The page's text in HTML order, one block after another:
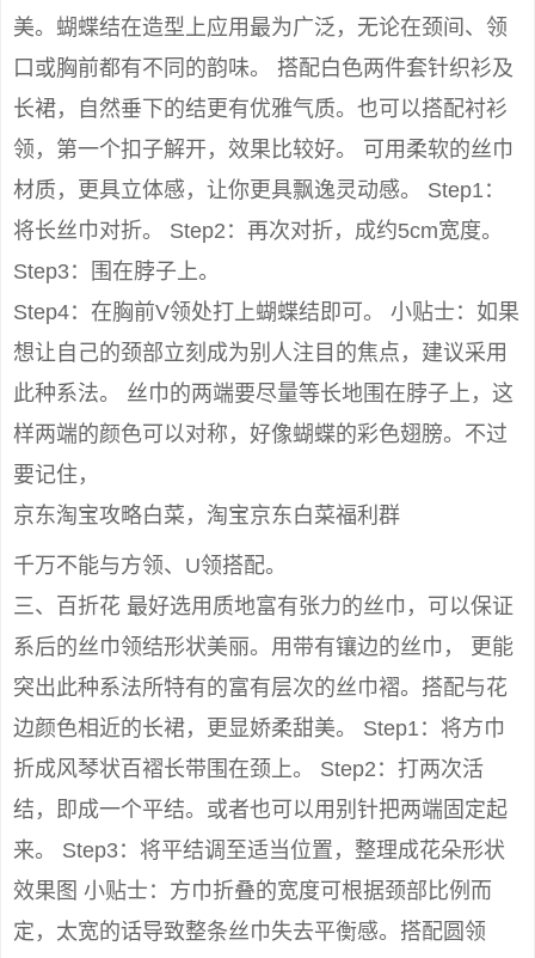
美。蝴蝶结在造型上应用最为广泛，无论在颈间、领
口或胸前都有不同的韵味。 搭配白色两件套针织衫及
长裙，自然垂下的结更有优雅气质。也可以搭配衬衫
领，第一个扣子解开，效果比较好。 可用柔软的丝巾
材质，更具立体感，让你更具飘逸灵动感。 Step1：
将长丝巾对折。 Step2：再次对折，成约5cm宽度。
Step3：围在脖子上。
Step4：在胸前V领处打上蝴蝶结即可。 小贴士：如果
想让自己的颈部立刻成为别人注目的焦点，建议采用
此种系法。 丝巾的两端要尽量等长地围在脖子上，这
样两端的颜色可以对称，好像蝴蝶的彩色翅膀。不过
要记住，
京东淘宝攻略白菜，淘宝京东白菜福利群
千万不能与方领、U领搭配。
三、百折花 最好选用质地富有张力的丝巾，可以保证
系后的丝巾领结形状美丽。用带有镶边的丝巾， 更能
突出此种系法所特有的富有层次的丝巾褶。搭配与花
边颜色相近的长裙，更显娇柔甜美。 Step1：将方巾
折成风琴状百褶长带围在颈上。 Step2：打两次活
结，即成一个平结。或者也可以用别针把两端固定起
来。 Step3：将平结调至适当位置，整理成花朵形状
效果图 小贴士：方巾折叠的宽度可根据颈部比例而
定，太宽的话导致整条丝巾失去平衡感。搭配圆领